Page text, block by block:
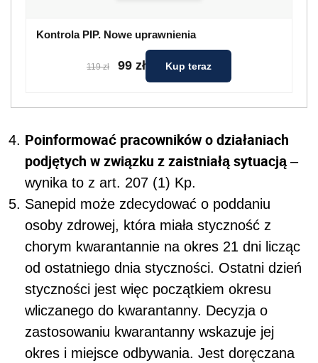
Kontrola PIP. Nowe uprawnienia
119 zł 99 zł Kup teraz
Poinformować pracowników o działaniach
podjętych w związku z zaistniałą sytuacją–
wynika to z art. 207 (1) Kp.
Sanepid może zdecydować o poddaniu
osoby zdrowej, która miała styczność z
chorym kwarantannie na okres 21 dni licząc
od ostatniego dnia styczności. Ostatni dzień
styczności jest więc początkiem okresu
wliczanego do kwarantanny. Decyzja o
zastosowaniu kwarantanny wskazuje jej
okres i miejsce odbywania. Jest doręczana